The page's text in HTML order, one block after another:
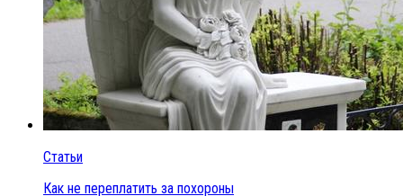
Статьи
Как не переплатить за похороны